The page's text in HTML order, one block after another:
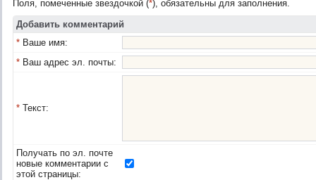
Поля, помеченные звездочкой (*), обязательны для заполнения.
Добавить комментарий
* Ваше имя:
* Ваш адрес эл. почты:
* Текст:
Получать по эл. почте
новые комментарии с
этой страницы: